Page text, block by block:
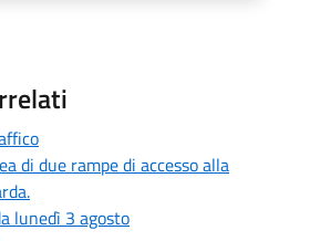
di due rampe di accesso alla
lunedì 3 agosto